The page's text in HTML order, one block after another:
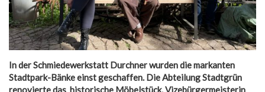
In der Schmiedewerkstatt Durchner wurden die markanten
Stadtpark-Bänke einst geschaffen. Die Abteilung Stadtgrün
renovierte das historische Möbelstück. Vizebürgermeisterin